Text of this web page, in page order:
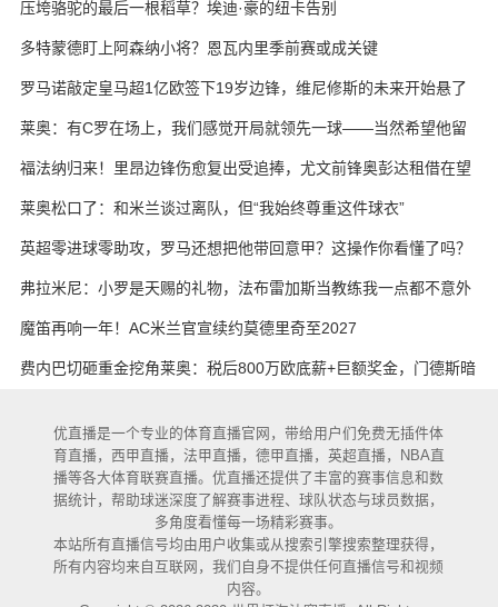
压垮骆驼的最后一根稻草？埃迪·豪的纽卡告别
多特蒙德盯上阿森纳小将？恩瓦内里季前赛或成关键
罗马诺敲定皇马超1亿欧签下19岁边锋，维尼修斯的未来开始悬了
莱奥：有C罗在场上，我们感觉开局就领先一球——当然希望他留
下
福法纳归来！里昂边锋伤愈复出受追捧，尤文前锋奥彭达租借在望
莱奥松口了：和米兰谈过离队，但“我始终尊重这件球衣”
英超零进球零助攻，罗马还想把他带回意甲？这操作你看懂了吗？
弗拉米尼：小罗是天赐的礼物，法布雷加斯当教练我一点都不意外
魔笛再响一年！AC米兰官宣续约莫德里奇至2027
费内巴切砸重金挖角莱奥：税后800万欧底薪+巨额奖金，门德斯暗
优直播是一个专业的体育直播官网，带给用户们免费无插件体
育直播，西甲直播，法甲直播，德甲直播，英超直播，NBA直
播等各大体育联赛直播。优直播还提供了丰富的赛事信息和数
据统计，帮助球迷深度了解赛事进程、球队状态与球员数据，
多角度看懂每一场精彩赛事。
本站所有直播信号均由用户收集或从搜索引擎搜索整理获得，
所有内容均来自互联网，我们自身不提供任何直播信号和视频
内容。